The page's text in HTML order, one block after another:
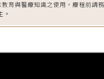
育與醫療知識之使用，療程前請
。